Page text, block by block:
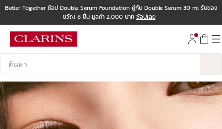
ไปที่ส่วนท้าย
Better Together ช้อป Double Serum Foundation คู่กับ Double Serum 30 ml รับของ
ขวัญ 8 ชิ้น มูลค่า 2,000 บาท ช้อปเลย
บันทึกข้อมูลค้นหา